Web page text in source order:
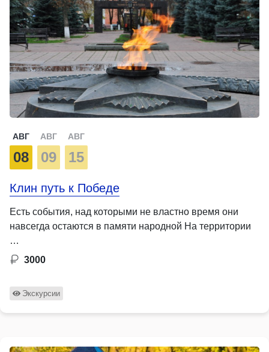
АВГ
08
АВГ
09
АВГ
15
Клин путь к Победе
Есть события, над которыми не властно время они
навсегда остаются в памяти народной На территории
…
3000
Экскурсии